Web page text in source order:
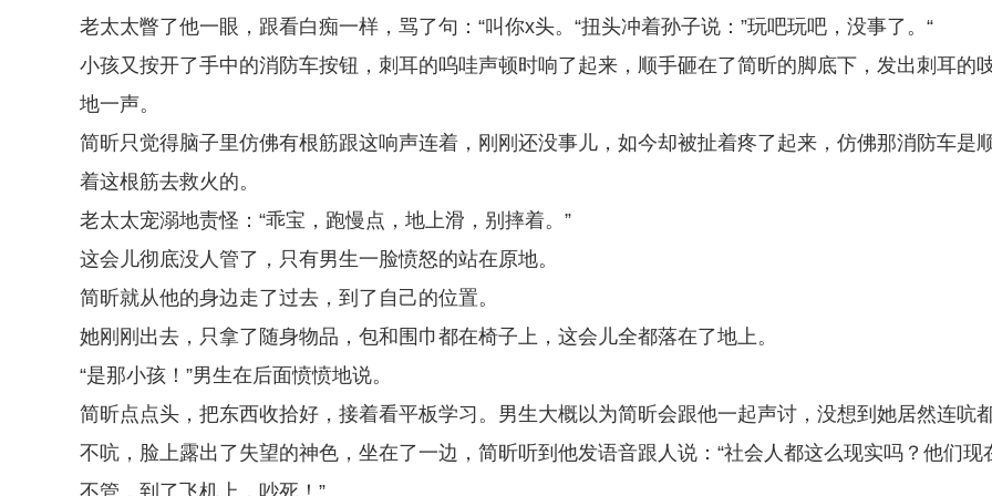
老太太瞥了他一眼，跟看白痴一样，骂了句：“叫你x头。“扭头冲着孙子说：”玩吧玩吧，没事了。“
小孩又按开了手中的消防车按钮，刺耳的呜哇声顿时响了起来，顺手砸在了简昕的脚底下，发出刺耳的
地一声。
简昕只觉得脑子里仿佛有根筋跟这响声连着，刚刚还没事儿，如今却被扯着疼了起来，仿佛那消防车是
着这根筋去救火的。
老太太宠溺地责怪：“乖宝，跑慢点，地上滑，别摔着。”
这会儿彻底没人管了，只有男生一脸愤怒的站在原地。
简昕就从他的身边走了过去，到了自己的位置。
她刚刚出去，只拿了随身物品，包和围巾都在椅子上，这会儿全都落在了地上。
“是那小孩！”男生在后面愤愤地说。
简昕点点头，把东西收拾好，接着看平板学习。男生大概以为简昕会跟他一起声讨，没想到她居然连吭
不吭，脸上露出了失望的神色，坐在了一边，简昕听到他发语音跟人说：“社会人都这么现实吗？他们现
不管，到了飞机上，吵死！”